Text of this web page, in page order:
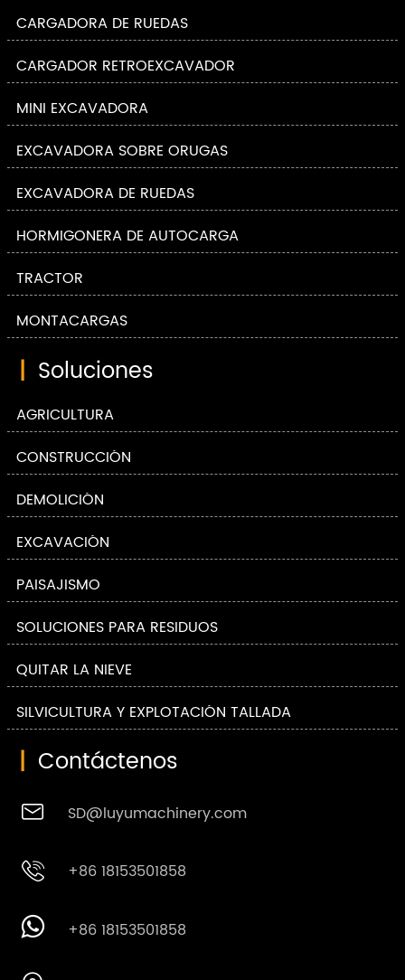
CARGADORA DE RUEDAS
CARGADOR RETROEXCAVADOR
MINI EXCAVADORA
EXCAVADORA SOBRE ORUGAS
EXCAVADORA DE RUEDAS
HORMIGONERA DE AUTOCARGA
TRACTOR
MONTACARGAS
| Soluciones
AGRICULTURA
CONSTRUCCIÓN
DEMOLICIÓN
EXCAVACIÓN
PAISAJISMO
SOLUCIONES PARA RESIDUOS
QUITAR LA NIEVE
SILVICULTURA Y EXPLOTACIÓN TALLADA
| Contáctenos
 SD@luyumachinery.com
 +86 18153501858
 +86 18153501858